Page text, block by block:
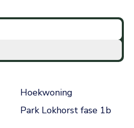
Hoekwoning
Park Lokhorst fase 1b